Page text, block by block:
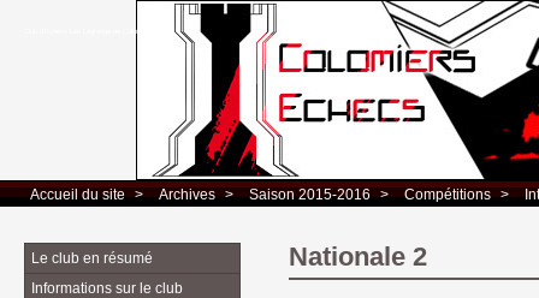
Club d’Echecs Léo Lagrange de Colomiers
Accueil du site > Archives > Saison 2015-2016 > Compétitions >
Nationale 2
Le club en résumé
Informations sur le club